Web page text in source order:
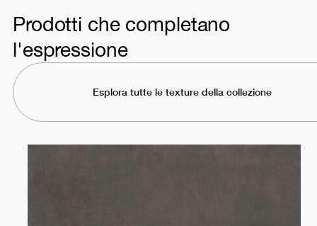
Prodotti che completano
l'espressione
Esplora tutte le texture della collezione